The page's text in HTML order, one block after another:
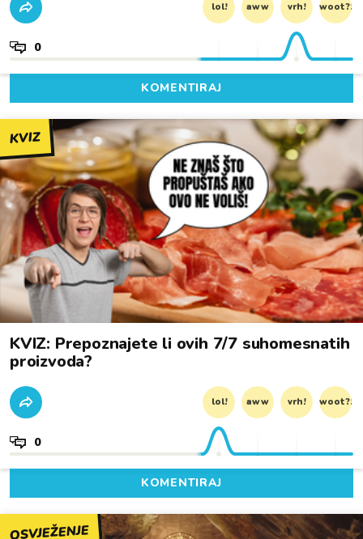
lol! aww vrh! woot?!
0
KOMENTIRAJ
KVIZ
KVIZ: Prepoznajete li ovih 7/7 suhomesnatih
proizvoda?
lol! aww vrh! woot?!
0
KOMENTIRAJ
OSVJEŽENJE